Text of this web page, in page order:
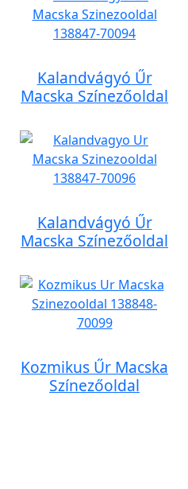
Kalandvágyó Űr
Macska Színezőoldal
Kalandvágyó Űr
Macska Színezőoldal
Kozmikus Űr Macska
Színezőoldal